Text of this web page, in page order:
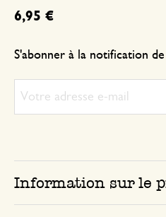
6,95 €
S'abonner à la notification
Information sur le